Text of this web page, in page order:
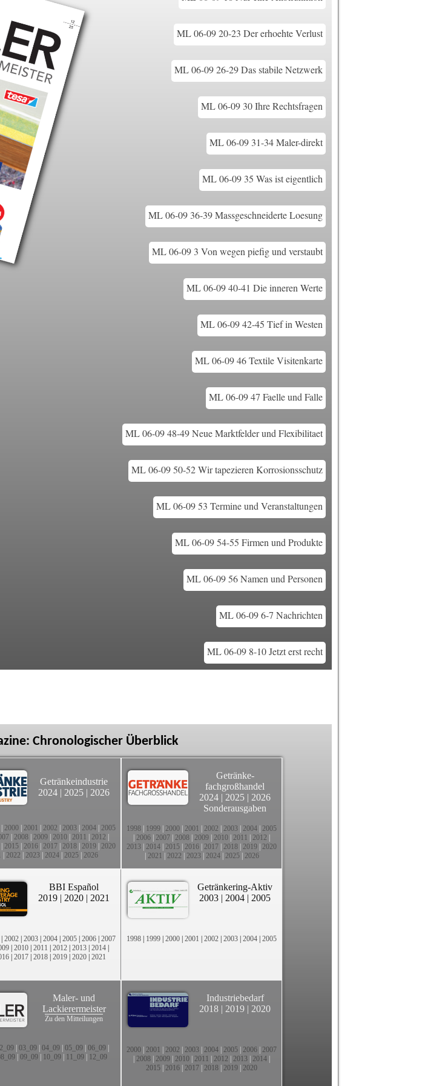
ML 06-09 20-23 Der erhoehte Verlust
ML 06-09 26-29 Das stabile Netzwerk
ML 06-09 30 Ihre Rechtsfragen
ML 06-09 31-34 Maler-direkt
ML 06-09 35 Was ist eigentlich
ML 06-09 36-39 Massgeschneiderte Loesung
ML 06-09 3 Von wegen piefig und verstaubt
ML 06-09 40-41 Die inneren Werte
ML 06-09 42-45 Tief in Westen
ML 06-09 46 Textile Visitenkarte
ML 06-09 47 Faelle und Falle
ML 06-09 48-49 Neue Marktfelder und Flexibilitaet
ML 06-09 50-52 Wir tapezieren Korrosionsschutz
ML 06-09 53 Termine und Veranstaltungen
ML 06-09 54-55 Firmen und Produkte
ML 06-09 56 Namen und Personen
ML 06-09 6-7 Nachrichten
ML 06-09 8-10 Jetzt erst recht
Chronologischer Überblick
Getränkeindustrie
2024 | 2025 | 2026
2000 2001 2002 2003 2004 2005
2008 2009 2010 2011 2012
2015 2016 2017 2018 2019 2020
2022 2023| 2024| 2025| 2026
Getränke-
fachgroßhandel
2024 | 2025 | 2026
Sonderausgaben
1998 1999 2000 2001 2002 2003 2004 2005
2006 2007 2008 2009 2010 2011 2012
2013 2014 2015 2016 2017 2018 2019 2020
2021 2022 2023| 2024| 2025| 2026
BBI Español
2019 | 2020 | 2021
| 2002 | 2003 | 2004 | 2005 | 2006 | 2007
| 2010 | 2011 | 2012 | 2013 | 2014 |
| 2017 | 2018 | 2019 | 2020 | 2021
Getränkering-Aktiv
2003 | 2004 | 2005
1998 | 1999 | 2000 | 2001 | 2002 | 2003 | 2004 | 2005
Maler- und
Lackierermeister
Zu den Mitteilungen
| 03_09| 04_09| 05_09| 06_09|
09_09 10_09 11_09 12_09
Industriebedarf
2018 | 2019 | 2020
2000 2001 2002 2003 2004 2005 2006 2007
2008 2009 2010 2011 2012 2013 2014
2015 2016 2017 2018 2019 2020